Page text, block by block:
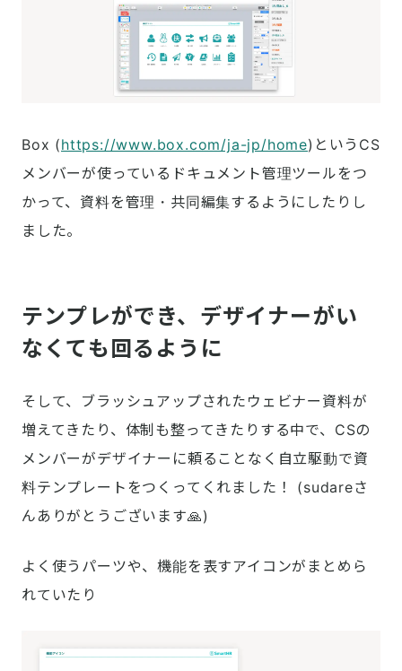
Box (https://www.box.com/ja-jp/home)というCS
メンバーが使っているドキュメント管理ツールをつ
かって、資料を管理・共同編集するようにしたりし
ました。
テンプレができ、デザイナーがい
なくても回るように
そして、ブラッシュアップされたウェビナー資料が
増えてきたり、体制も整ってきたりする中で、CSの
メンバーがデザイナーに頼ることなく自立駆動で資
料テンプレートをつくってくれました！ (sudareさ
んありがとうございます🙏)
よく使うパーツや、機能を表すアイコンがまとめら
れていたり